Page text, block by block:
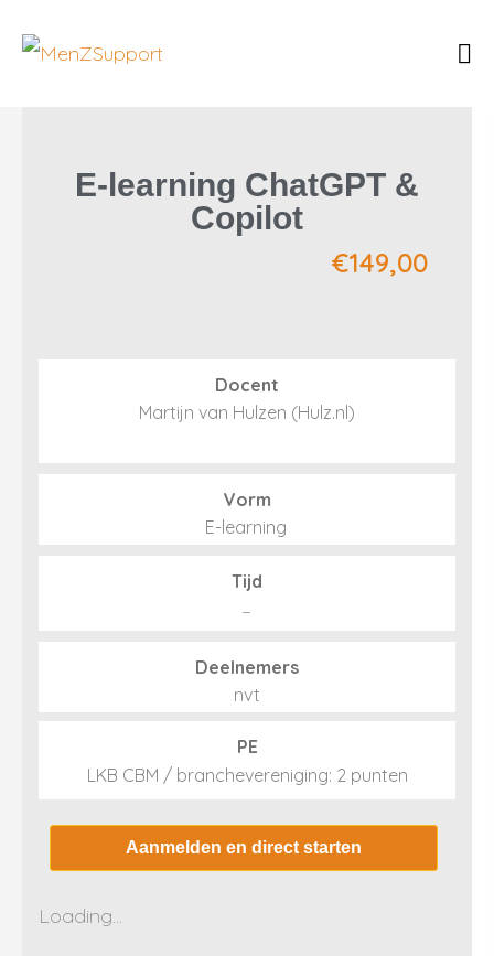
E-learning ChatGPT &
Copilot
€149,00
Docent
Martijn van Hulzen (Hulz.nl)
Vorm
E-learning
Tijd
–
Deelnemers
nvt
PE
LKB CBM / branchevereniging: 2 punten
Aanmelden en direct starten
Loading...